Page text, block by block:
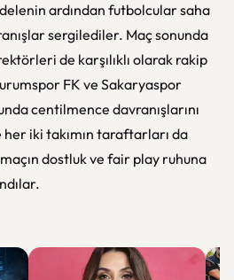
ardından futbolcular saha
sergilediler. Maç sonunda
de karşılıklı olarak rakip
FK ve Sakaryaspor
centilmence davranışlarını
iki takımın taraftarları da
dostluk ve fair play ruhuna